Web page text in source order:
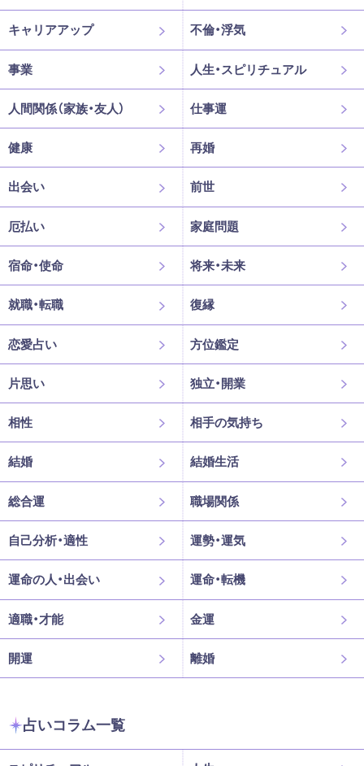
キャリアアップ 不倫・浮気
事業 人生・スピリチュアル
人間関係（家族・友人） 仕事運
健康 再婚
出会い 前世
厄払い 家庭問題
宿命・使命 将来・未来
就職・転職 復縁
恋愛占い 方位鑑定
片思い 独立・開業
相性 相手の気持ち
結婚 結婚生活
総合運 職場関係
自己分析・適性 運勢・運気
運命の人・出会い 運命・転機
適職・才能 金運
開運 離婚
占いコラム一覧